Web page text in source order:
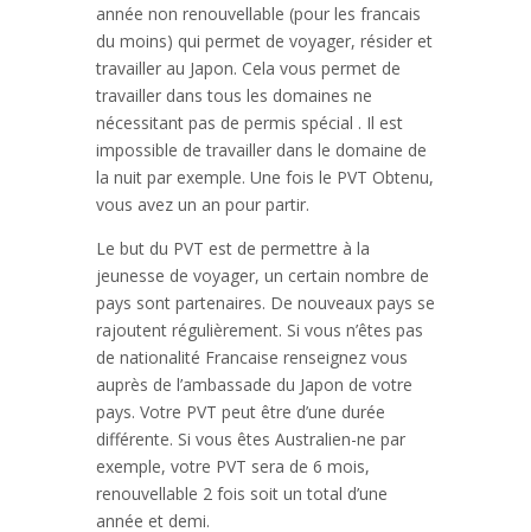
année non renouvellable (pour les francais
du moins) qui permet de voyager, résider et
travailler au Japon. Cela vous permet de
travailler dans tous les domaines ne
nécessitant pas de permis spécial . Il est
impossible de travailler dans le domaine de
la nuit par exemple. Une fois le PVT Obtenu,
vous avez un an pour partir.
Le but du PVT est de permettre à la
jeunesse de voyager, un certain nombre de
pays sont partenaires. De nouveaux pays se
rajoutent régulièrement. Si vous n’êtes pas
de nationalité Francaise renseignez vous
auprès de l’ambassade du Japon de votre
pays. Votre PVT peut être d’une durée
différente. Si vous êtes Australien-ne par
exemple, votre PVT sera de 6 mois,
renouvellable 2 fois soit un total d’une
année et demi.